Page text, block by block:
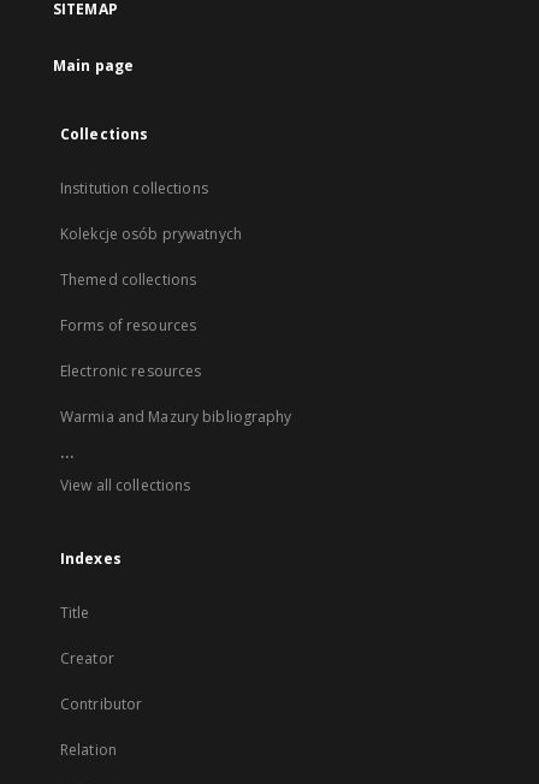
SITEMAP
Main page
Collections
Institution collections
Kolekcje osób prywatnych
Themed collections
Forms of resources
Electronic resources
Warmia and Mazury bibliography
...
View all collections
Indexes
Title
Creator
Contributor
Relation